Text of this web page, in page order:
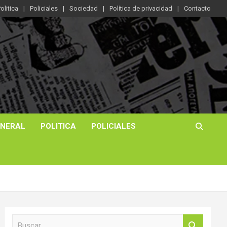
Policiales Sociedad Política de privacidad Contacto
POLITICA POLICIALES